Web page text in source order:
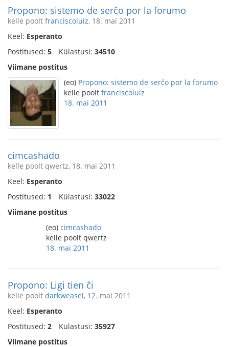
Propono: sistemo de serĉo por la forumo
kelle poolt franciscoluiz, 18. mai 2011
Keel: Esperanto
Postitused: 5 Külastusi: 34510
Viimane postitus
(eo) Propono: sistemo de serĉo por la forumo
kelle poolt franciscoluiz
18. mai 2011
cimcashado
kelle poolt qwertz, 18. mai 2011
Keel: Esperanto
Postitused: 1 Külastusi: 33022
Viimane postitus
(eo) cimcashado
kelle poolt qwertz
18. mai 2011
Propono: Ligi tien ĉi
kelle poolt darkweasel, 12. mai 2011
Keel: Esperanto
Postitused: 2 Külastusi: 35927
Viimane postitus